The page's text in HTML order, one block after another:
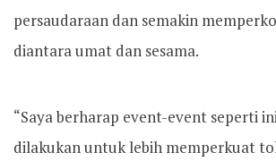
persaudaraan dan semakin
diantara umat dan sesama.
“Saya berharap event-event seperti
dilakukan untuk lebih memperkuat